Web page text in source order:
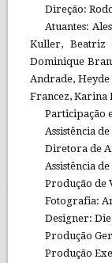
Direção:
Atuantes:
Kuller, Beatriz
Dominique
Andrade, Heyde
Francez, Karina
Participação
Assistência
Diretora de
Assistência
Produção de
Fotografia:
Designer:
Produção
Produção